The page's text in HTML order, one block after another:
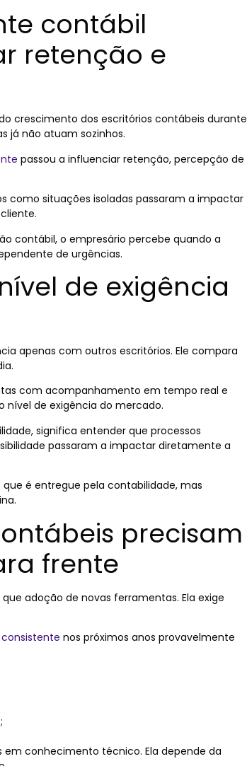
contábil
retenção e
crescimento dos escritórios contábeis durante
já não atuam sozinhos.
passou a influenciar retenção, percepção de
como situações isoladas passaram a impactar
contábil, o empresário percebe quando a
de urgências.
de exigência
apenas com outros escritórios. Ele compara
com acompanhamento em tempo real e
nível de exigência do mercado.
significa entender que processos
passaram a impactar diretamente a
é entregue pela contabilidade, mas
precisam
frente
adoção de novas ferramentas. Ela exige
nos próximos anos provavelmente
conhecimento técnico. Ela depende da